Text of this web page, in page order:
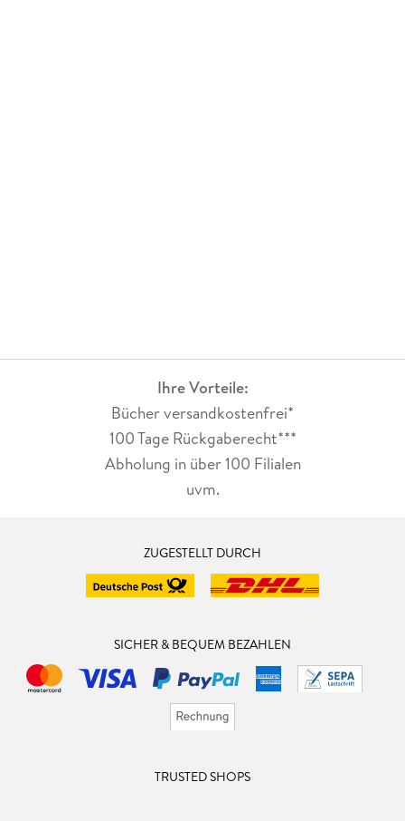
Ihre Vorteile:
Bücher versandkostenfrei*
100 Tage Rückgaberecht***
Abholung in über 100 Filialen
uvm.
ZUGESTELLT DURCH
SICHER & BEQUEM BEZAHLEN
TRUSTED SHOPS